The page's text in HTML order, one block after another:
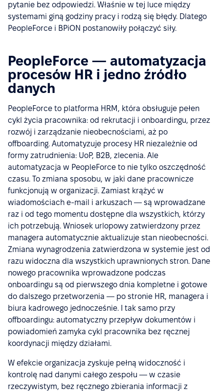
pytanie bez odpowiedzi. Właśnie w tej luce między
systemami giną godziny pracy i rodzą się błędy. Dlatego
PeopleForce i BPiON postanowiły połączyć siły.
PeopleForce — automatyzacja
procesów HR i jedno źródło
danych
PeopleForce to platforma HRM, która obsługuje pełen
cykl życia pracownika: od rekrutacji i onboardingu, przez
rozwój i zarządzanie nieobecnościami, aż po
offboarding. Automatyzuje procesy HR niezależnie od
formy zatrudnienia: UoP, B2B, zlecenia. Ale
automatyzacja w PeopleForce to nie tylko oszczędność
czasu. To zmiana sposobu, w jaki dane pracownicze
funkcjonują w organizacji. Zamiast krążyć w
wiadomościach e-mail i arkuszach — są wprowadzane
raz i od tego momentu dostępne dla wszystkich, którzy
ich potrzebują. Wniosek urlopowy zatwierdzony przez
managera automatycznie aktualizuje stan nieobecności.
Zmiana wynagrodzenia zatwierdzona w systemie jest od
razu widoczna dla wszystkich uprawnionych stron. Dane
nowego pracownika wprowadzone podczas
onboardingu są od pierwszego dnia kompletne i gotowe
do dalszego przetworzenia — po stronie HR, managera i
biura kadrowego jednocześnie. I tak samo przy
offboardingu: automatyczny przepływ dokumentów i
powiadomień zamyka cykl pracownika bez ręcznej
koordynacji między działami.
W efekcie organizacja zyskuje pełną widoczność i
kontrolę nad danymi całego zespołu — w czasie
rzeczywistym, bez ręcznego zbierania informacji z